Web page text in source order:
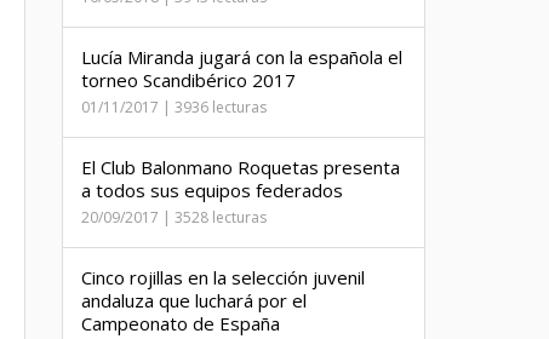
Lucía Miranda jugará con la española el
torneo Scandibérico 2017
01/11/2017 | 3936 lecturas
El Club Balonmano Roquetas presenta
a todos sus equipos federados
20/09/2017 | 3528 lecturas
Cinco rojillas en la selección juvenil
andaluza que luchará por el
Campeonato de España